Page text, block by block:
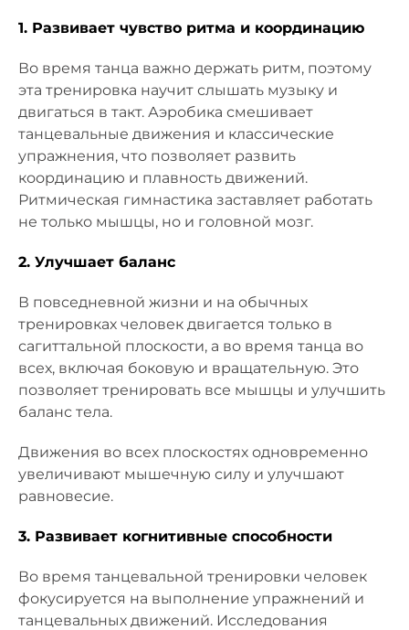
1. Развивает чувство ритма и координацию
Во время танца важно держать ритм, поэтому
эта тренировка научит слышать музыку и
двигаться в такт. Аэробика смешивает
танцевальные движения и классические
упражнения, что позволяет развить
координацию и плавность движений.
Ритмическая гимнастика заставляет работать
не только мышцы, но и головной мозг.
2. Улучшает баланс
В повседневной жизни и на обычных
тренировках человек двигается только в
сагиттальной плоскости, а во время танца во
всех, включая боковую и вращательную. Это
позволяет тренировать все мышцы и улучшить
баланс тела.
Движения во всех плоскостях одновременно
увеличивают мышечную силу и улучшают
равновесие.
3. Развивает когнитивные способности
Во время танцевальной тренировки человек
фокусируется на выполнение упражнений и
танцевальных движений. Исследования